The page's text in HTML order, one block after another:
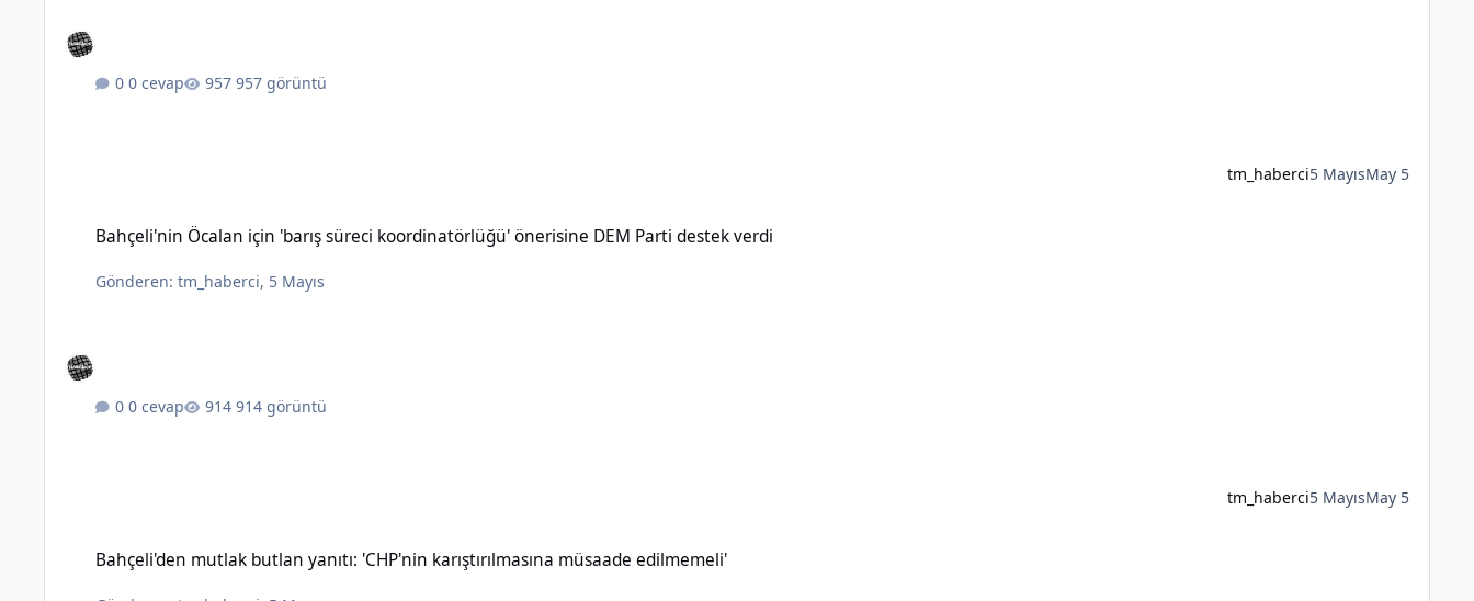
0 cevap 957 görüntü
tm_haberci5 MayısMay 5
Bahçeli'nin Öcalan için 'barış süreci koordinatörlüğü' önerisine DEM Parti destek verdi
Gönderen:tm_haberci, 5 Mayıs
0 cevap 914 görüntü
tm_haberci5 MayısMay 5
Bahçeli'den mutlak butlan yanıtı: 'CHP'nin karıştırılmasına müsaade edilmemeli'